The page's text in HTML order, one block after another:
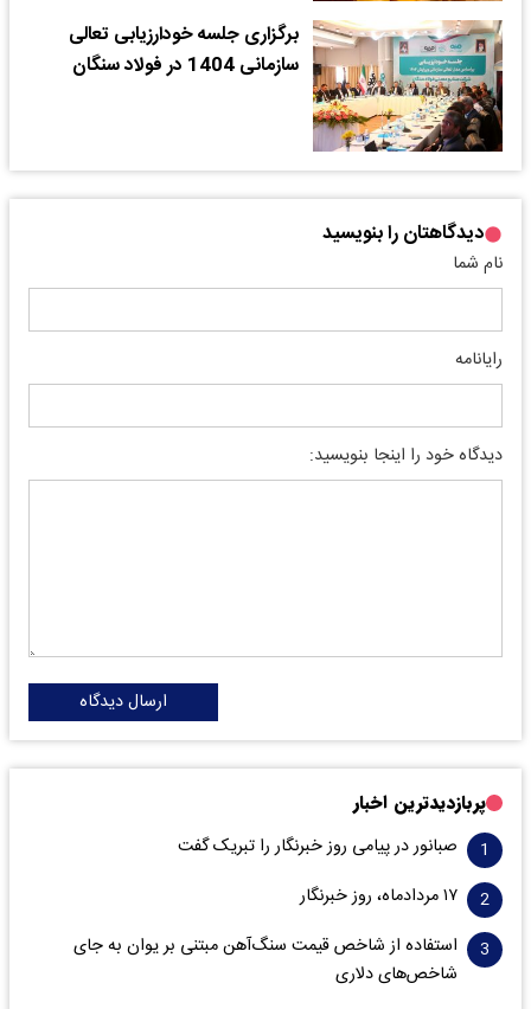
برگزاری جلسه خودارزیابی تعالی
سازمانی 1404 در فولاد سنگان
دیدگاهتان را بنویسید
نام شما
رایانامه
دیدگاه خود را اینجا بنویسید:
ارسال دیدگاه
پربازدیدترین اخبار
صبانور در پیامی روز خبرنگار را تبریک گفت
۱۷ مردادماه، روز خبرنگار
استفاده از شاخص قیمت سنگ‌آهن مبتنی بر یوان به جای
شاخص‌های دلاری